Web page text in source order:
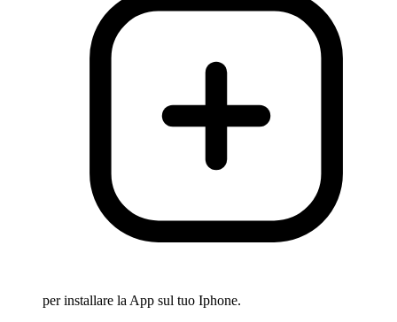
per installare la App sul tuo Iphone.